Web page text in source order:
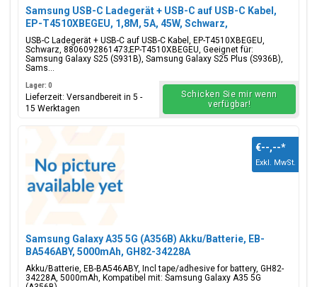
Samsung USB-C Ladegerät + USB-C auf USB-C Kabel,
EP-T4510XBEGEU, 1,8M, 5A, 45W, Schwarz,
Blisterverpackung, 8806092861473;EP-T4510XBEGEU
USB-C Ladegerät + USB-C auf USB-C Kabel, EP-T4510XBEGEU,
Schwarz, 8806092861473;EP-T4510XBEGEU, Geeignet für:
Samsung Galaxy S25 (S931B), Samsung Galaxy S25 Plus (S936B),
Sams...
Lager: 0
Lieferzeit: Versandbereit in 5 -
15 Werktagen
Schicken Sie mir wenn
verfügbar!
Samsung Galaxy A35 5G (A356B) Akku/Batterie, EB-
BA546ABY, 5000mAh, GH82-34228A
Akku/Batterie, EB-BA546ABY, Incl tape/adhesive for battery, GH82-
34228A, 5000mAh, Kompatibel mit: Samsung Galaxy A35 5G
€--,--*
Exkl. MwSt.